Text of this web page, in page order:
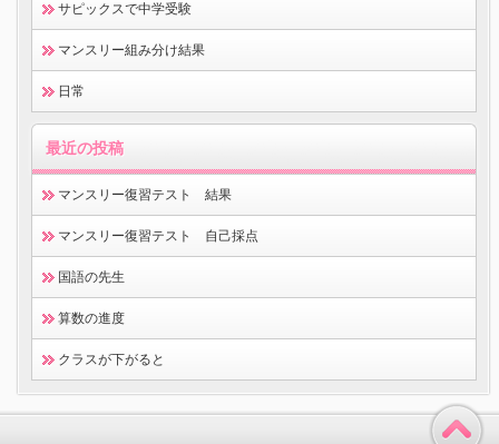
サピックスで中学受験
マンスリー組み分け結果
日常
最近の投稿
マンスリー復習テスト 結果
マンスリー復習テスト 自己採点
国語の先生
算数の進度
クラスが下がると